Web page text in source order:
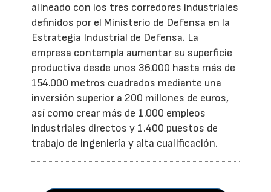
alineado con los tres corredores industriales
definidos por el Ministerio de Defensa en la
Estrategia Industrial de Defensa. La
empresa contempla aumentar su superficie
productiva desde unos 36.000 hasta más de
154.000 metros cuadrados mediante una
inversión superior a 200 millones de euros,
así como crear más de 1.000 empleos
industriales directos y 1.400 puestos de
trabajo de ingeniería y alta cualificación.